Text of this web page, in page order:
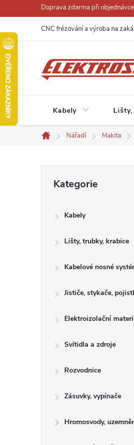
na
obsah
Doprava zdarma při
CNC frézování a výroba na
Kabely
Domů
Nářadí Makita
kategorie
Kategorie
Kabely
Lišty, trubky, krabice
Kabelové nosné
Jističe, stykače,
Elektroizolační
Svítidla a zdroje
Rozvodnice
Zásuvky, vypínače
Hromosvody,